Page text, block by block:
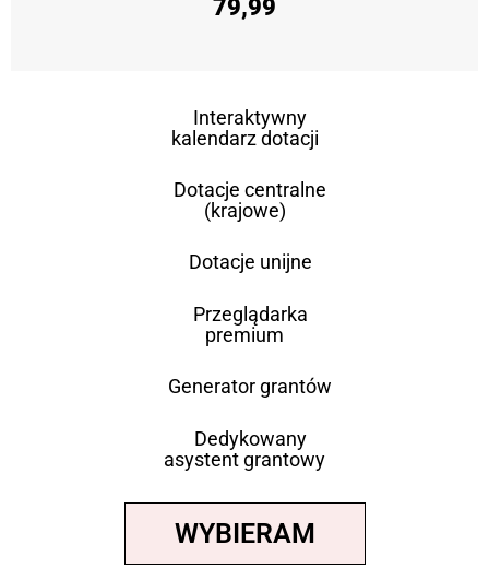
79,99
Interaktywny
kalendarz dotacji
Dotacje centralne
(krajowe)
Dotacje unijne
Przeglądarka
premium
Generator grantów
Dedykowany
asystent grantowy
WYBIERAM